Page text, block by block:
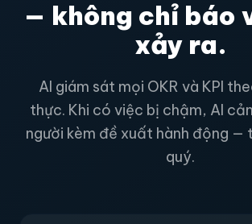
— không chỉ báo
xảy ra.
AI giám sát mọi OKR và KPI
thực. Khi có việc bị chậm, AI
người kèm đề xuất hành động —
quý.